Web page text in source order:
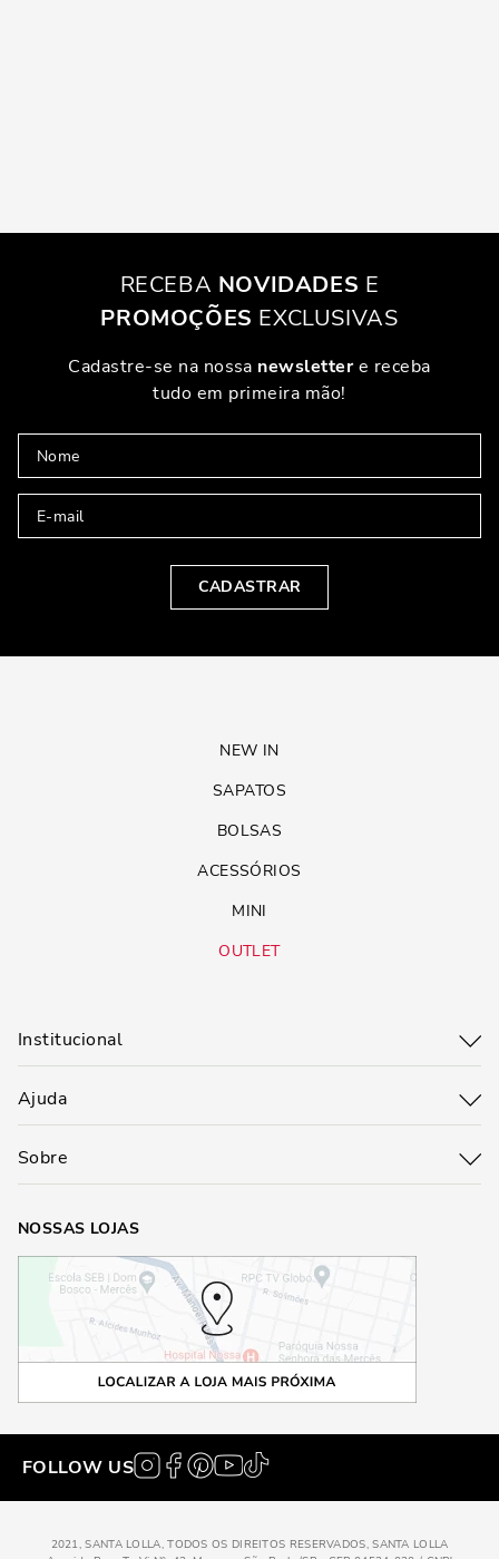
RECEBA NOVIDADES E
PROMOÇÕES EXCLUSIVAS
Cadastre-se na nossa newslettere receba
tudo em primeira mão!
CADASTRAR
NEW IN
SAPATOS
BOLSAS
ACESSÓRIOS
MINI
OUTLET
Institucional
Ajuda
Sobre
NOSSAS LOJAS
FOLLOW US
2021, SANTA LOLLA, TODOS OS DIREITOS RESERVADOS, SANTA LOLLA